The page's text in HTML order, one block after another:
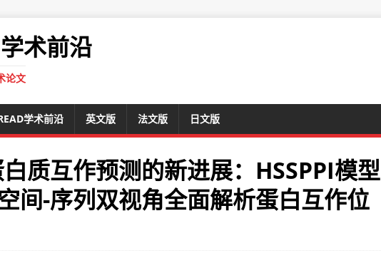
术前沿
论文
学术前沿 英文版 法文版 日文版
质互作预测的新进展：HSSPPI模型
间-序列双视角全面解析蛋白互作位